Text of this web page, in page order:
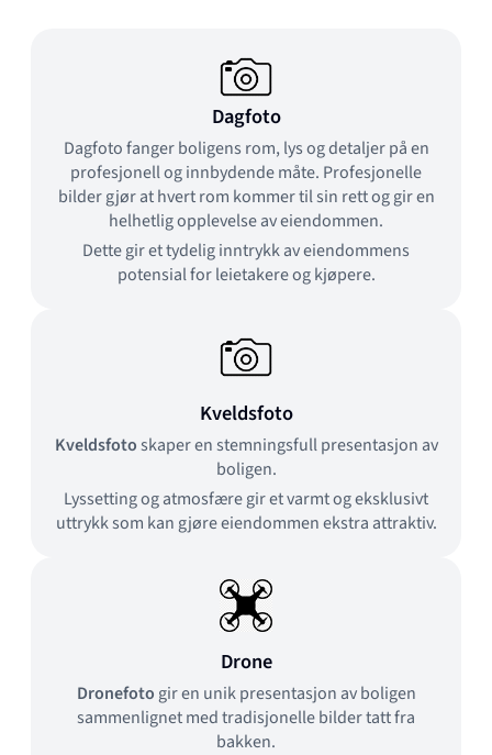
Dagfoto
Dagfoto fanger boligens rom, lys og detaljer på en
profesjonell og innbydende måte. Profesjonelle
bilder gjør at hvert rom kommer til sin rett og gir en
helhetlig opplevelse av eiendommen.
Dette gir et tydelig inntrykk av eiendommens
potensial for leietakere og kjøpere.
Kveldsfoto
Kveldsfotoskaper en stemningsfull presentasjon av
boligen.
Lyssetting og atmosfære gir et varmt og eksklusivt
uttrykk som kan gjøre eiendommen ekstra attraktiv.
Drone
Dronefoto gir en unik presentasjon av boligen
sammenlignet med tradisjonelle bilder tatt fra
bakken.